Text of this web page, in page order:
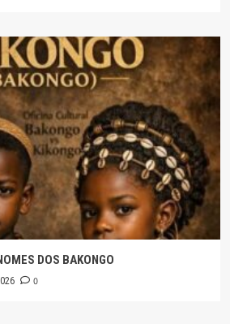
DOS BAKONGO
0